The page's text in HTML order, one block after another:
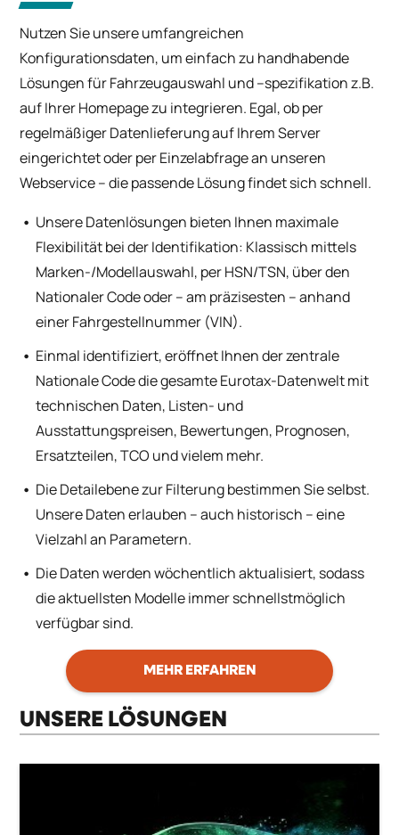
Nutzen Sie unsere umfangreichen
Konfigurationsdaten, um einfach zu handhabende
Lösungen für Fahrzeugauswahl und –spezifikation z.B.
auf Ihrer Homepage zu integrieren. Egal, ob per
regelmäßiger Datenlieferung auf Ihrem Server
eingerichtet oder per Einzelabfrage an unseren
Webservice – die passende Lösung findet sich schnell.
Unsere Datenlösungen bieten Ihnen maximale
Flexibilität bei der Identifikation: Klassisch mittels
Marken-/Modellauswahl, per HSN/TSN, über den
Nationaler Code oder – am präzisesten – anhand
einer Fahrgestellnummer (VIN).
Einmal identifiziert, eröffnet Ihnen der zentrale
Nationale Code die gesamte Eurotax-Datenwelt mit
technischen Daten, Listen- und
Ausstattungspreisen, Bewertungen, Prognosen,
Ersatzteilen, TCO und vielem mehr.
Die Detailebene zur Filterung bestimmen Sie selbst.
Unsere Daten erlauben – auch historisch – eine
Vielzahl an Parametern.
Die Daten werden wöchentlich aktualisiert, sodass
die aktuellsten Modelle immer schnellstmöglich
verfügbar sind.
MEHR ERFAHREN
UNSERE LÖSUNGEN